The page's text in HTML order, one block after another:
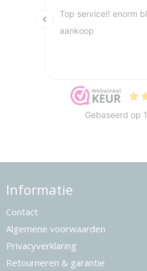
Informatie
Contact
Algemene voorwaarden
Privacyverklaring
Retourneren & garantie